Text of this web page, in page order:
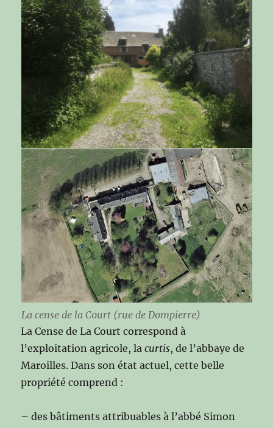
La cense de la Court (rue de Dompierre)
La Cense de La Court correspond à
l’exploitation agricole, lacurtis, de l’abbaye de
Maroilles. Dans son état actuel, cette belle
propriété comprend :
– des bâtiments attribuables à l’abbé Simon